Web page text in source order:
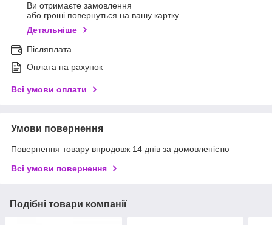
Ви отримаєте замовлення
або гроші повернуться на вашу картку
Детальніше
Післяплата
Оплата на рахунок
Всі умови оплати
Умови повернення
Повернення товару впродовж 14 днів за домовленістю
Всі умови повернення
Подібні товари компанії